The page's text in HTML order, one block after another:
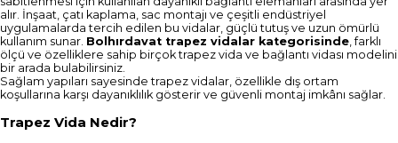
alır. İnşaat, çatı kaplama, sac montajı ve çeşitli endüstriyel
uygulamalarda tercih edilen bu vidalar, güçlü tutuş ve uzun ömürlü
kullanım sunar. Bolhırdavat trapez vidalar kategorisinde, farklı
ölçü ve özelliklere sahip birçok trapez vida ve bağlantı vidası modelini
bir arada bulabilirsiniz.
Sağlam yapıları sayesinde trapez vidalar, özellikle dış ortam
koşullarına karşı dayanıklılık gösterir ve güvenli montaj imkânı sağlar.
Trapez Vida Nedir?